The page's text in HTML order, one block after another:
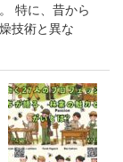
特に、昔から
技術と異な